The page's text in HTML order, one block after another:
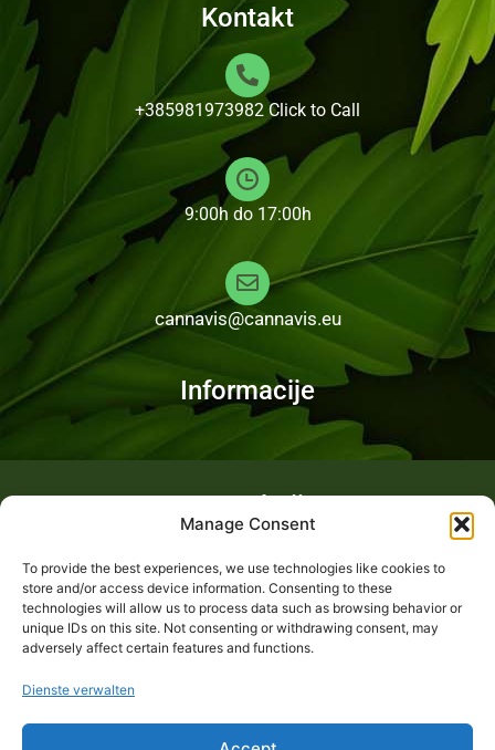
Manage Consent
To provide the best experiences, we use technologies like cookies to
store and/or access device information. Consenting to these
technologies will allow us to process data such as browsing behavior or
unique IDs on this site. Not consenting or withdrawing consent, may
adversely affect certain features and functions.
Dienste verwalten
Kontakt
+385981973982 Click to Call
9:00h do 17:00h
cannavis@cannavis.eu
Informacije
Fotogalerija